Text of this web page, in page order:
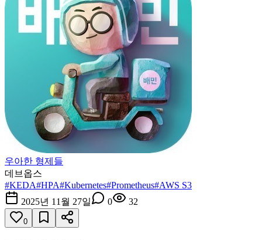
우아한 형제들
데브옵스
#KEDA#HPA#Kubernetes#Prometheus#AWS S3
2025년 11월 27일
0 32
0